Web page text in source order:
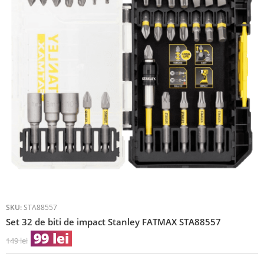
SKU: STA88557
Set 32 de biti de impact Stanley FATMAX STA88557
149lei 99 lei